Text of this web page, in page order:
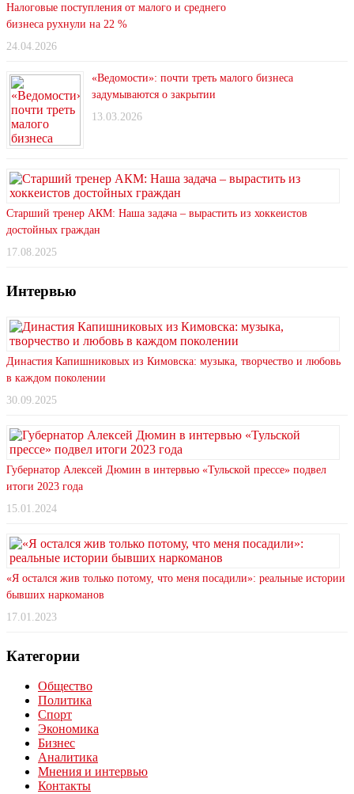
Налоговые поступления от малого и среднего
бизнеса рухнули на 22 %
24.04.2026
«Ведомости»: почти треть малого бизнеса
задумываются о закрытии
13.03.2026
Старший тренер АКМ: Наша задача – вырастить из хоккеистов
достойных граждан
17.08.2025
Интервью
Династия Капишниковых из Кимовска: музыка, творчество и любовь
в каждом поколении
30.09.2025
Губернатор Алексей Дюмин в интервью «Тульской прессе» подвел
итоги 2023 года
15.01.2024
«Я остался жив только потому, что меня посадили»: реальные истории
бывших наркоманов
17.01.2023
Категории
Общество
Политика
Спорт
Экономика
Бизнес
Аналитика
Мнения и интервью
Контакты